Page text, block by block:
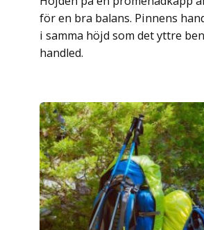
för en bra balans. Pinnens
i samma höjd som det yttre
handled.